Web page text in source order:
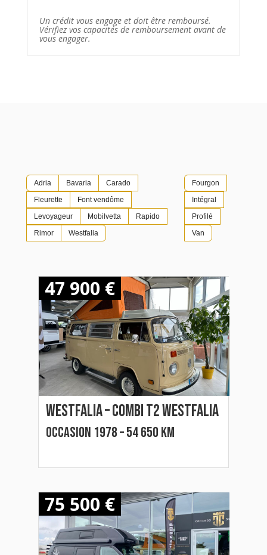
Un crédit vous engage et doit être remboursé.
Vérifiez vos capacités de remboursement avant de
vous engager.
Adria Bavaria
Carado
Fleurette
Font vendôme
Levoyageur
Mobilvetta
Rapido
Rimor
Westfalia
Fourgon
Intégral
Profilé
Van
47 900 €
Westfalia – COMBI T2 WESTFALIA
Occasion 1978 – 54 650 km
75 500 €